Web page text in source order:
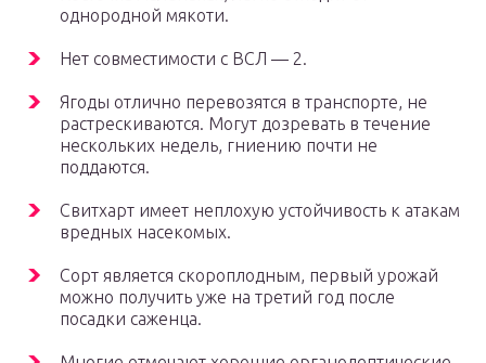
однородной мякоти.
Нет совместимости с ВСЛ — 2.
Ягоды отлично перевозятся в транспорте, не
растрескиваются. Могут дозревать в течение
нескольких недель, гниению почти не
поддаются.
Свитхарт имеет неплохую устойчивость к атакам
вредных насекомых.
Сорт является скороплодным, первый урожай
можно получить уже на третий год после
посадки саженца.